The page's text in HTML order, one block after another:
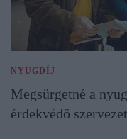
NYUGDÍJ
Megsürgetné a
érdekvédő szervezet